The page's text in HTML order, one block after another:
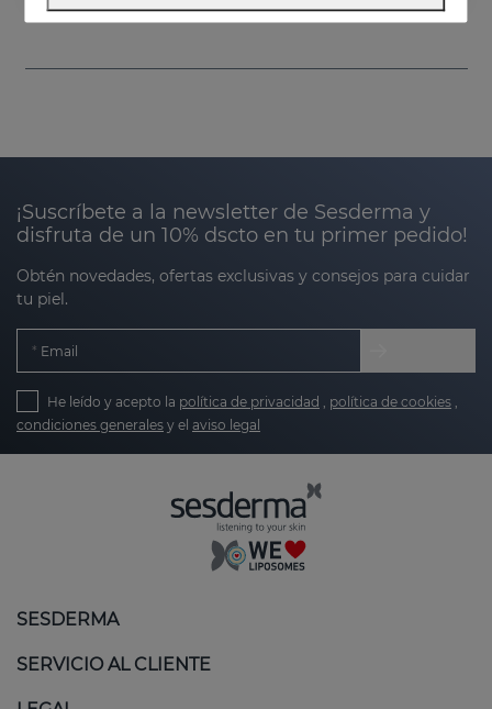
¡Suscríbete a la newsletter de Sesderma y
disfruta de un 10% dscto en tu primer pedido!
Obtén novedades, ofertas exclusivas y consejos para cuidar
tu piel.
Email
He leído y acepto la política de privacidad política de cookies
condiciones generales y el aviso legal
SESDERMA
SERVICIO AL CLIENTE